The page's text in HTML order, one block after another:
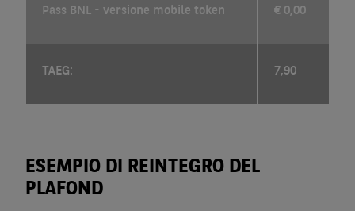
Pass BNL - versione mobile token € 0,00
TAEG: 7,90
ESEMPIO DI REINTEGRO DEL
PLAFOND